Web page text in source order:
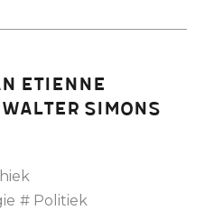
Etienne
Simons
Politiek